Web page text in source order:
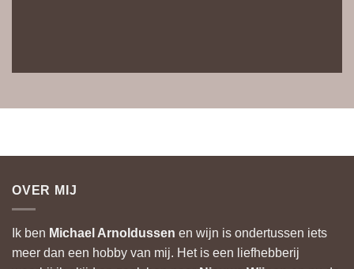
OVER MIJ
Ik ben Michael Arnoldussen en wijn is ondertussen iets
meer dan een hobby van mij. Het is een liefhebberij